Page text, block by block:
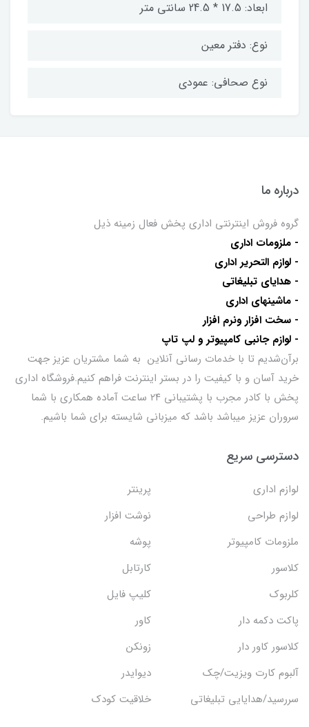
ابعاد: 17.5 * 24.5 سانتی متر
نوع: دفتر معین
نوع صحافی: عمودی
درباره ما
گروه فروش اینترنتی اداری پخش فعال زمینه ذیل
- ملزومات اداری
- لوازم التحریر اداری
- هدایای تبلیغاتی
- ماشینهای اداری
- سخت افزار ونرم افزار
- لوازم جانبی کامپیوتر و لپ تاپ
برآن‌شدیم تا با خدمات رسانی آنلاین به شما مشتریان عزیز جهت
خرید آسان و با کیفیت را در بستر اینترنت فراهم کنیم.فروشگاه اداری
پخش با کادر مجرب با پشتیبانی ۲۴ ساعت آماده همکاری با شما
سروران عزیز میباشد باشد که میزبانی شایسته برای شما باشیم.
دسترسی سریع
لوازم اداری
پرینتر
لوازم طراحی
نوشت افزار
ملزومات کامپیوتر
پوشه
کلاسور
کارتابل
کلربوک
کلیپ فایل
پاکت دکمه دار
کاور
کلاسور کاور دار
زونکن
آلبوم کارت ویزیت/چک
دیوایدر
سررسید/هدایایی تبلیغاتی
خلاقیت کودک